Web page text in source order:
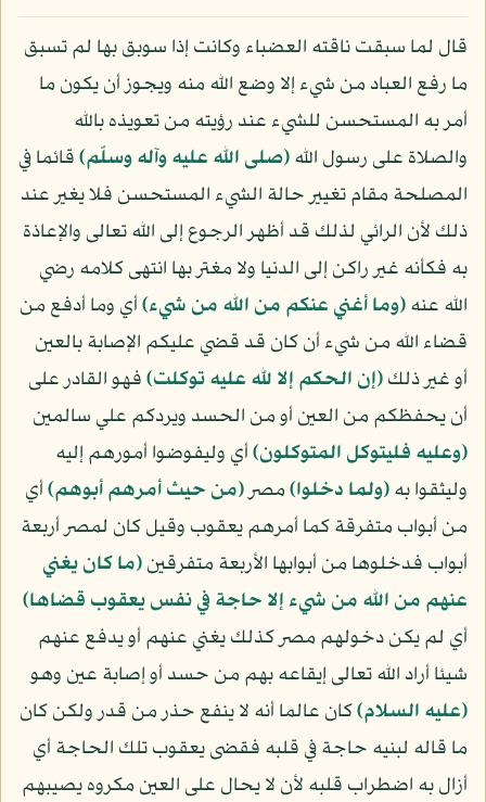
قال لما سبقت ناقته العضباء وكانت إذا سوبق بها لم تسبق
ما رفع العباد من شيء إلا وضع الله منه ويجوز أن يكون ما
أمر به المستحسن للشيء عند رؤيته من تعويذه بالله
والصلاة على رسول الله(صلى الله عليه وآله وسلّم)قائما في
المصلحة مقام تغيير حالة الشيء المستحسن فلا يغير عند
ذلك لأن الرائي لذلك قد أظهر الرجوع إلى الله تعالى والإعاذة
به فكأنه غير راكن إلى الدنيا ولا مغتر بها انتهى كلامه رضي
الله عنه﴿وما أغني عنكم من الله من شيء﴾أي وما أدفع من
قضاء الله من شيء أن كان قد قضي عليكم الإصابة بالعين
أو غير ذلك﴿إن الحكم إلا لله عليه توكلت﴾فهو القادر على
أن يحفظكم من العين أو من الحسد ويردكم علي سالمين
﴿وعليه فليتوكل المتوكلون﴾أي وليفوضوا أمورهم إليه
وليثقوا به﴿ولما دخلوا﴾مصر﴿من حيث أمرهم أبوهم﴾أي
من أبواب متفرقة كما أمرهم يعقوب وقيل كان لمصر أربعة
أبواب فدخلوها من أبوابها الأربعة متفرقين﴿ما كان يغني
عنهم من الله من شيء إلا حاجة في نفس يعقوب قضاها﴾
أي لم يكن دخولهم مصر كذلك يغني عنهم أو يدفع عنهم
شيئا أراد الله تعالى إيقاعه بهم من حسد أو إصابة عين وهو
(عليه السلام)كان عالما أنه لا ينفع حذر من قدر ولكن كان
ما قاله لبنيه حاجة في قلبه فقضى يعقوب تلك الحاجة أي
أزال به اضطراب قلبه لأن لا يحال على العين مكروه يصيبهم